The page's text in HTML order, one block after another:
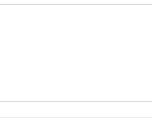
尘车配置与报价，我也是与往常一